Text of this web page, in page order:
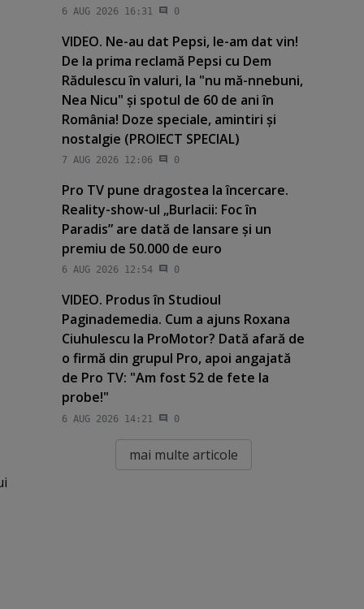
6 AUG 2026 16:31 0
VIDEO. Ne-au dat Pepsi, le-am dat vin!
De la prima reclamă Pepsi cu Dem
Rădulescu în valuri, la "nu mă-nnebuni,
Nea Nicu" şi spotul de 60 de ani în
România! Doze speciale, amintiri şi
nostalgie (PROIECT SPECIAL)
7 AUG 2026 12:06 0
Pro TV pune dragostea la încercare.
Reality-show-ul „Burlacii: Foc în
Paradis” are dată de lansare şi un
premiu de 50.000 de euro
6 AUG 2026 12:54 0
VIDEO. Produs în Studioul
Paginademedia. Cum a ajuns Roxana
Ciuhulescu la ProMotor? Dată afară de
o firmă din grupul Pro, apoi angajată
de Pro TV: "Am fost 52 de fete la
probe!"
6 AUG 2026 14:21 0
mai multe articole